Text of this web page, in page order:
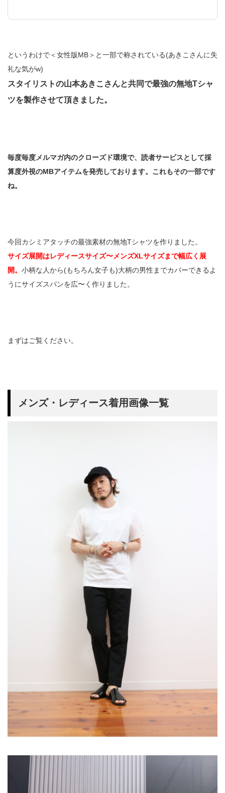
というわけで＜女性版MB＞と一部で称されている(あきこさんに失
礼な気がw)
スタイリストの山本あきこさんと共同で最強の無地Tシャ
ツを製作させて頂きました。
毎度毎度メルマガ内のクローズド環境で、読者サービスとして採
算度外視のMBアイテムを発売しております。これもその一部です
ね。
今回カシミアタッチの最強素材の無地Tシャツを作りました。
サイズ展開はレディースサイズ〜メンズXLサイズまで幅広く展
開。 小柄な人から(もちろん女子も)大柄の男性までカバーできるよ
うにサイズスパンを広〜く作りました。
まずはご覧ください。
メンズ・レディース着用画像一覧